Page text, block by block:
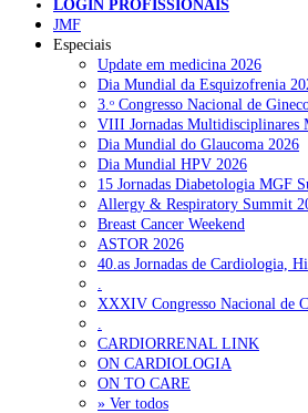
NOTÍCIAS RECENTES
Portugal está a formar os médicos de
Estudantes de Medicina
Assembly 6 de Agosto, 2026
SCORA X-Change Portugal
em saúde sexual e reprodutiva 6 de
ANEM reúne com coordenador do
Saúde
6 de Agosto, 2026
Sindicato diz que nova carreira de
estabilidade no SNS
NOTÍCIAS MAIS LIDAS
LOGIN PROFISSIONAIS
JMF
Especiais
Update em medicina 2026
Dia Mundial da Esquizofrenia
3.ᵒ Congresso Nacional de
VIII Jornadas Multidisciplinares
Dia Mundial do Glaucoma 2026
Dia Mundial HPV 2026
15 Jornadas Diabetologia MGF
Allergy & Respiratory Summit
Breast Cancer Weekend
ASTOR 2026
40.as Jornadas de Cardiologia,
.
XXXIV Congresso Nacional de
.
CARDIORRENAL LINK
ON CARDIOLOGIA
ON TO CARE
» Ver todos